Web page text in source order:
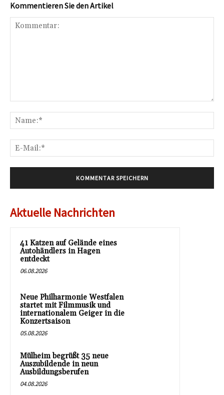
Kommentieren Sie den Artikel
Aktuelle Nachrichten
41 Katzen auf Gelände eines
Autohändlers in Hagen
entdeckt
06.08.2026
Neue Philharmonie Westfalen
startet mit Filmmusik und
internationalem Geiger in die
Konzertsaison
05.08.2026
Mülheim begrüßt 35 neue
Auszubildende in neun
Ausbildungsberufen
04.08.2026